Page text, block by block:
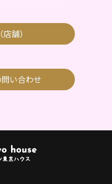
舗）
い合わせ